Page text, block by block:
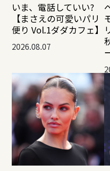
いま、電話していい?
【まさえの可愛いパリ
便り Vol.1ダダカフェ】
2026.08.07